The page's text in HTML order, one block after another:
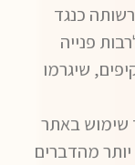
כנגד
פנייה
שיגרמו
שימוש באתר
מהדברים